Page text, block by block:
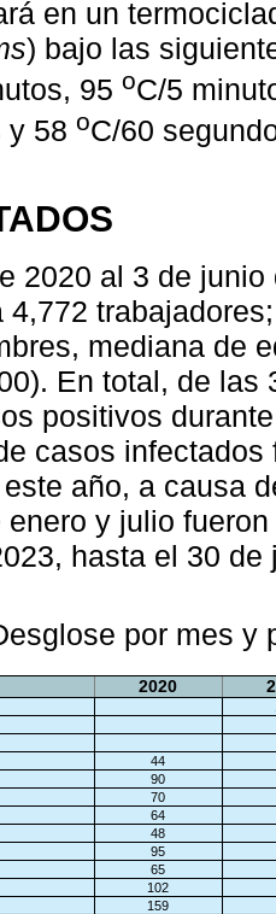
en un
) bajo las
95 oC/5
y 58 oC/60
2020 al 3 de
4,772
mediana de
En total, de las
positivos
casos
año, a causa
enero y julio
hasta el 30 de
por mes y
2020
44
90
70
64
48
95
65
102
159